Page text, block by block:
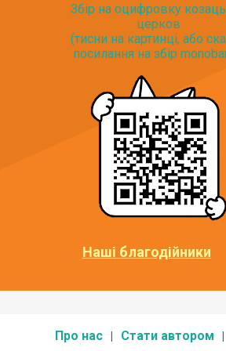
Збір на оцифровку
церков
(тисни на картинці, або
посилання на збір
Наші благодійники
Про нас Стати автором